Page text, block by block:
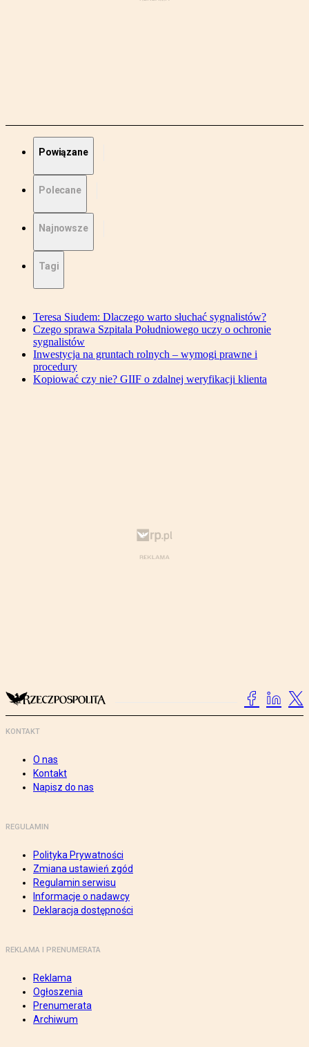
Powiązane
Polecane
Najnowsze
Tagi
Teresa Siudem: Dlaczego warto słuchać sygnalistów?
Czego sprawa Szpitala Południowego uczy o ochronie
sygnalistów
Inwestycja na gruntach rolnych – wymogi prawne i
procedury
Kopiować czy nie? GIIF o zdalnej weryfikacji klienta
KONTAKT
O nas
Kontakt
Napisz do nas
REGULAMIN
Polityka Prywatności
Zmiana ustawień zgód
Regulamin serwisu
Informacje o nadawcy
Deklaracja dostępności
REKLAMA I PRENUMERATA
Reklama
Ogłoszenia
Prenumerata
Archiwum